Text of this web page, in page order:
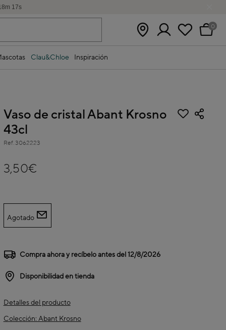
m 16s
0
Clau&Chloe Inspiración
Vaso de cristal Abant Krosno
43cl
Ref. 3062223
3,50€
Agotado
Compra ahora y recíbelo antes del12/8/2026
Disponibilidad en tienda
Detalles del producto
Colección: Abant Krosno